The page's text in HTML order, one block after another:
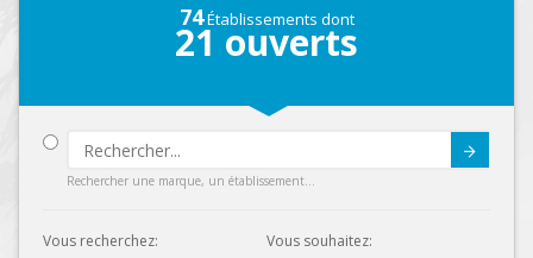
74Établissements dont
21 ouverts
Rechercher une marque, un établissement...
Vous recherchez:
Vous souhaitez: